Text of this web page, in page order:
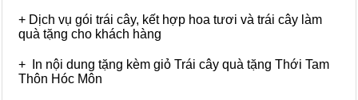
+ Dịch vụ gói trái cây, kết hợp hoa tươi và trái cây làm
quà tặng cho khách hàng
+ In nội dung tặng kèm giỏ Trái cây quà tặng Thới Tam
Thôn Hóc Môn